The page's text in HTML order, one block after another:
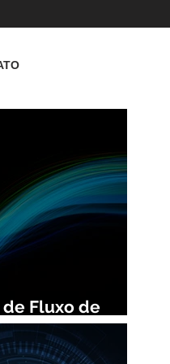
Fluxo de
e Benefícios